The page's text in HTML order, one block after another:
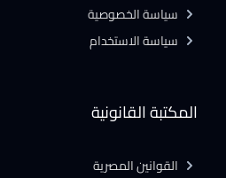
المكتبة القانونية
القوانين المصرية
سياسة الخصوصية
سياسة الاستخدام